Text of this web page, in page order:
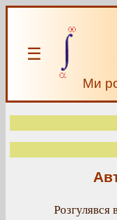
☰
Ми
Розгулявся